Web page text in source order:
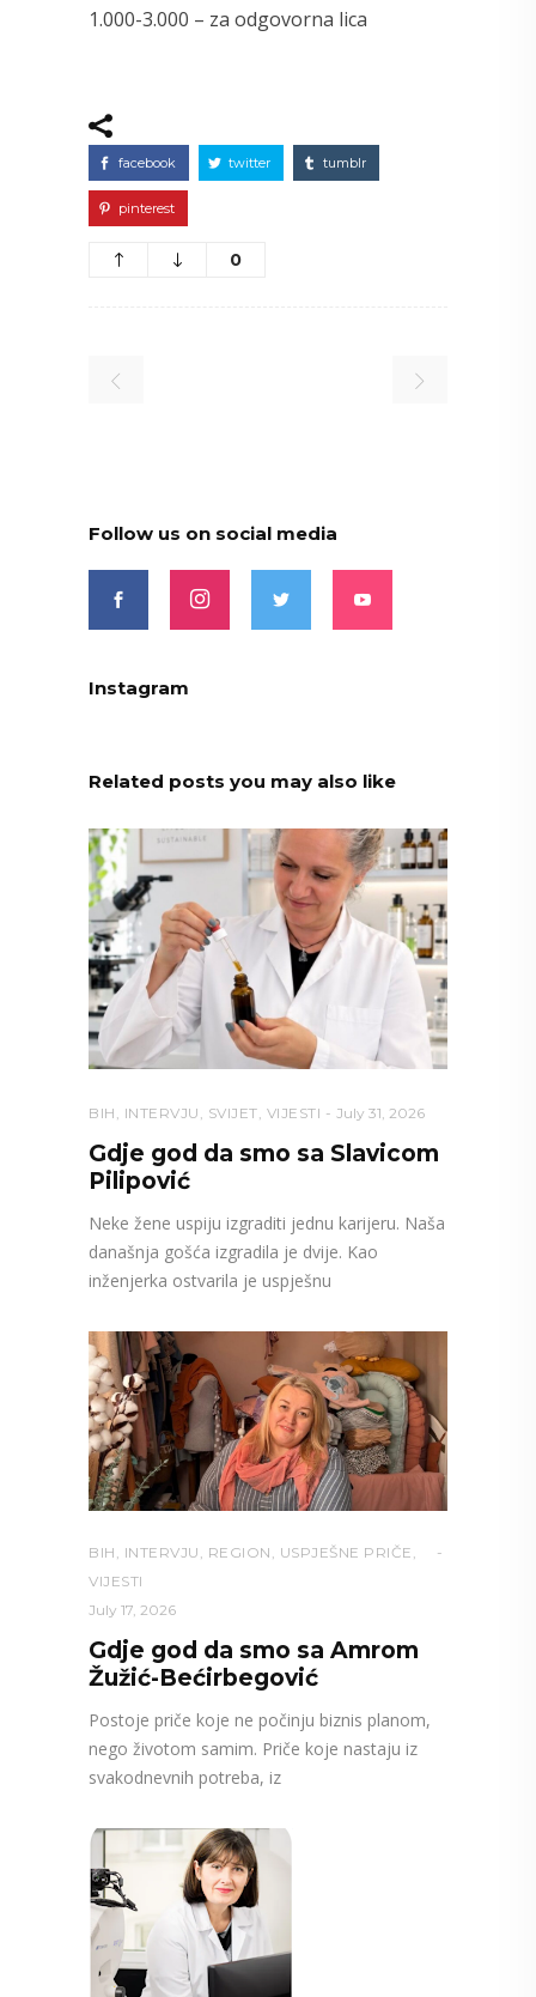
1.000-3.000 – za odgovorna lica
facebook twitter tumblr
pinterest
0
Follow us on social media
Instagram
Related posts you may also like
BIH INTERVJU SVIJET VIJESTI July 31, 2026
Gdje god da smo sa Slavicom
Pilipović
Neke žene uspiju izgraditi jednu karijeru. Naša
današnja gošća izgradila je dvije. Kao
inženjerka ostvarila je uspješnu
BIH INTERVJU REGION USPJEŠNE PRIČE
VIJESTI
July 17, 2026
Gdje god da smo sa Amrom
Žužić-Bećirbegović
Postoje priče koje ne počinju biznis planom,
nego životom samim. Priče koje nastaju iz
svakodnevnih potreba, iz